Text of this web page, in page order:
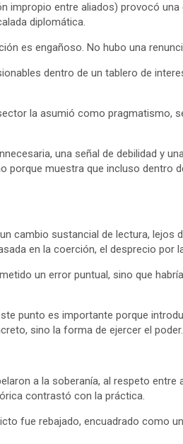
impropio entre aliados) provocó
diplomática.
es engañoso. No hubo una
dentro de un tablero de
la asumió como pragmatismo,
una señal de debilidad y
porque muestra que incluso
cambio sustancial de lectura, lejos
en la coerción, el desprecio por
un error puntual, sino que
punto es importante porque
sino la forma de ejercer el poder.
a la soberanía, al respeto
contrastó con la práctica.
fue rebajado, encuadrado como